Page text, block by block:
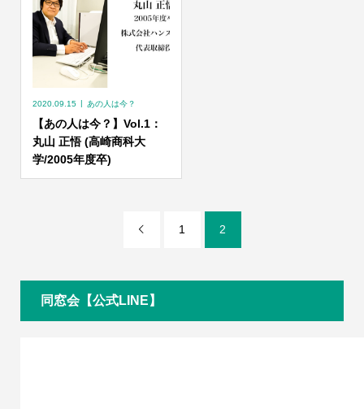
2020.09.15 あの人は今？
【あの人は今？】Vol.1：
丸山 正悟 (高崎商科大
学/2005年度卒)
 1 2
同窓会【公式LINE】